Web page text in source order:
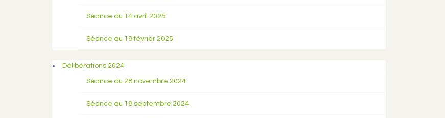
Séance du 14 avril 2025
Séance du 19 février 2025
Délibérations 2024
Séance du 28 novembre 2024
Séance du 18 septembre 2024